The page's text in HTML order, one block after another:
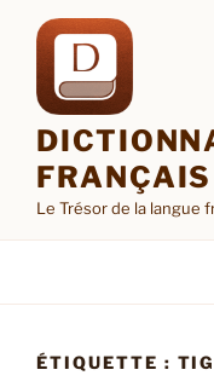
contenu
principal
Le Trésor de la langue
ÉTIQUETTE :